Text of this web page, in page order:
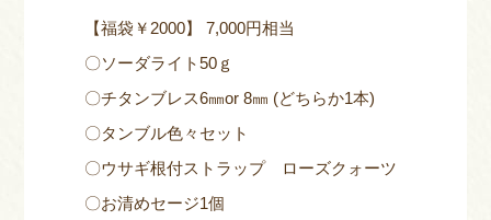
【福袋￥2000】 7,000円相当
〇ソーダライト50ｇ
〇チタンブレス6㎜or 8㎜ (どちらか1本)
〇タンブル色々セット
〇ウサギ根付ストラップ ローズクォーツ
〇お清めセージ1個